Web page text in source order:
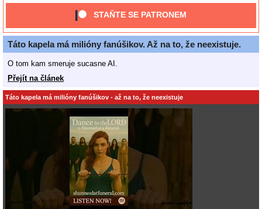
STAŇTE SE PATRONEM
Táto kapela má milióny fanúšikov. Až na to, že neexistuje.
O tom kam smeruje sucasne AI.
Přejít na článek
Táto kapela má milióny fanúšikov - až na to, že neexistuje